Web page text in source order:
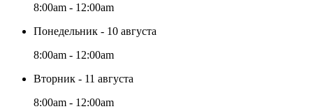
8:00am - 12:00am
Понедельник - 10 августа
8:00am - 12:00am
Вторник - 11 августа
8:00am - 12:00am